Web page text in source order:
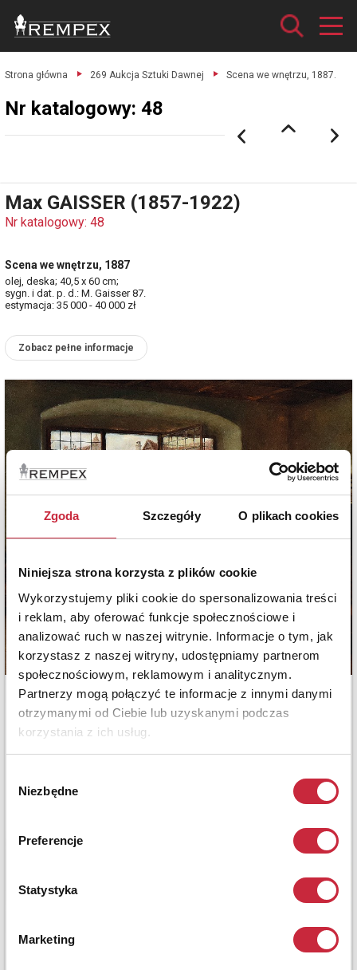
Zgoda Szczegóły O plikach cookies
Niniejsza strona korzysta z plików cookie
Wykorzystujemy pliki cookie do spersonalizowania treści
i reklam, aby oferować funkcje społecznościowe i
analizować ruch w naszej witrynie. Informacje o tym, jak
korzystasz z naszej witryny, udostępniamy partnerom
społecznościowym, reklamowym i analitycznym.
Partnerzy mogą połączyć te informacje z innymi danymi
otrzymanymi od Ciebie lub uzyskanymi podczas
korzystania z ich usług.
zgody
Niezbędne
Preferencje
Statystyka
Marketing
Strona główna 269 Aukcja Sztuki Dawnej Scena we wnętrzu, 1887.
Nr katalogowy: 48
Max GAISSER (1857-1922)
Nr katalogowy: 48
Scena we wnętrzu, 1887
olej, deska; 40,5 x 60 cm;
sygn. i dat. p. d.: M. Gaisser 87.
estymacja: 35 000 - 40 000 zł
Zobacz pełne informacje